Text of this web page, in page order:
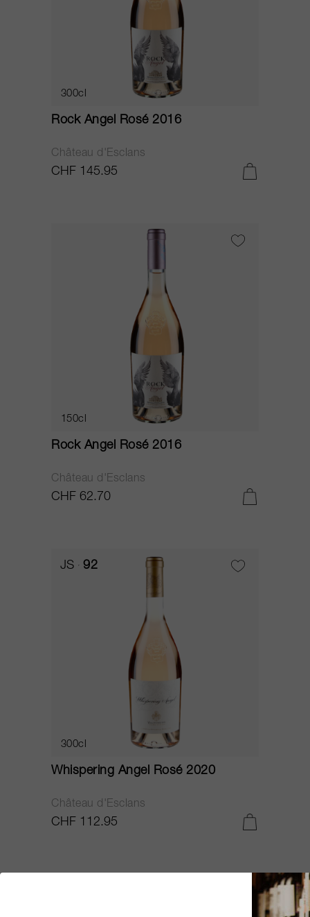
300cl
Rock Angel Rosé 2016
Château d'Esclans
CHF 145.95
150cl
Rock Angel Rosé 2016
Château d'Esclans
CHF 62.70
JS 92
300cl
Whispering Angel Rosé 2020
Château d'Esclans
CHF 112.95